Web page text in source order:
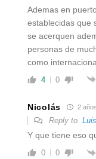
Ademas en
establecidas que
se acerquen
personas de
como
4 0
Nicolás 2 años
Reply to
Y que tiene eso
0 0